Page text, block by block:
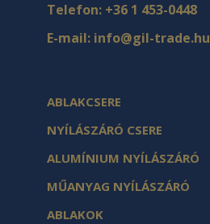
Telefon: +36 1 453-0448
E-mail: info@gil-trade.hu
ABLAKCSERE
NYÍLÁSZÁRÓ CSERE
ALUMÍNIUM NYÍLÁSZÁRÓ
MŰANYAG NYÍLÁSZÁRÓ
ABLAKOK